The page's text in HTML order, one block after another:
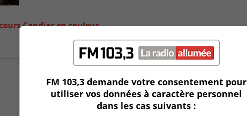
Candiac en couleur
FM 103,3 demande votre consentement pour
utiliser vos données à caractère personnel
dans les cas suivants :